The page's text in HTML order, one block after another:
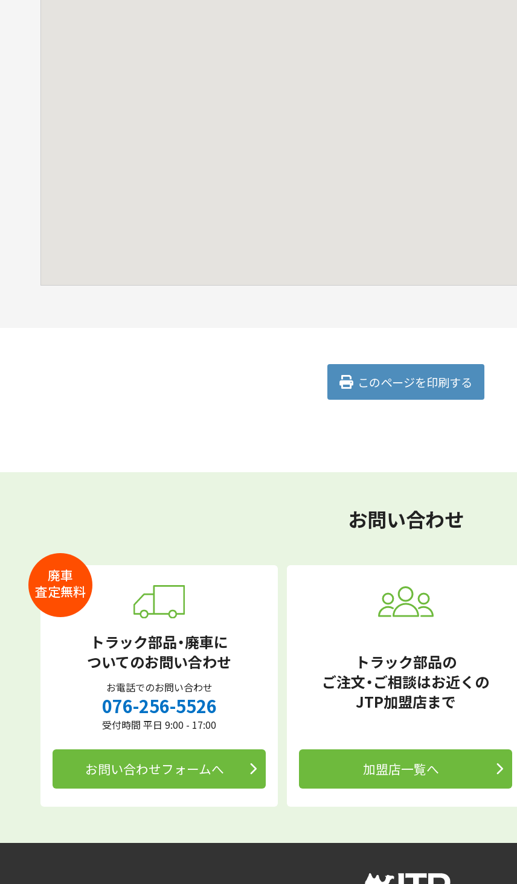
このページを印刷する
お問い合わせ
廃車
査定無料
トラック部品・廃車に
ついてのお問い合わせ
お電話でのお問い合わせ
076-256-5526
受付時間 平日 9:00 - 17:00
お問い合わせフォームへ
トラック部品の
ご注文・ご相談はお近くの
JTP加盟店まで
加盟店一覧へ